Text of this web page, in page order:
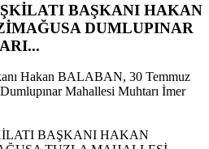
BAŞKANI HAKAN
DUMLUPINAR
Hakan BALABAN, 30 Temmuz
Mahallesi Muhtarı İmer